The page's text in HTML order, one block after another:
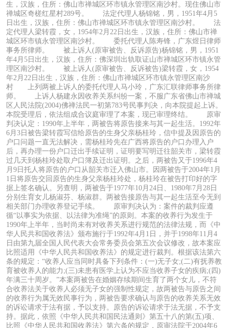
生，汉族，住所：佛山市禅城区环市镇永管理区南沙村。现住佛山市
禅城区奇槎红星村289号。 法定代理人杨锦铭，男，1951年4月5
日出生，汉族，住所：佛山市禅城区环市镇永管理区南沙村。 法
定代理人梁转霞，女，1954年2月22日出生，汉族，住所：佛山市禅
城区环市镇永管理区南沙村。 委托代理人陈寿锋，广东煜日律师
事务所律师。 被上诉人(原审被告、反诉原告)杨锦铭，男，1951
年4月5日出生，汉族，住所：佛深圳出轨取证山市禅城区环市镇永管
理区南沙村。 被上诉人(原审被告、反诉被告)梁转霞，女，1954
年2月22日出生，汉族，住所：佛山市禅城区环市镇永管理区南沙
村 上列两被上诉人的委托代理人马小玲，广东汇联律师事务所律
师。 上诉人杨建永因收养关系纠纷一案，不服广东省佛山市禅城
区人民法院(2004)佛禅法民一初第783号民事判决，向本院提起上诉。
本院受理后，依法组成合议庭审理了本案，现已审理终结。 原审
判决认定：1990年上半年，两被告将原告接来与其一起生活。1992年
6月3日被告梁转霞写信给原告的生身父亲杨桂玲，信中提及因原告的
户口问题一直无法解决，需杨桂玲先在广西将原告的户口办理入户
后，再办理一份户口迁出手续证明，证明要写明迁往韶关市，梁转霞
过几天到杨桂玲处取户口簿及迁出证明。之后，两被告又于1996年4
月9日托人将原告的户口从韶关市迁入佛山市。因两被告于2004年1月
1日将原告交回原告的生身父亲杨桂玲处，杨桂玲在被告打印好的字
据上签名确认。另查明，两被告于1977年10月24日、1980年7月28日
分别生育女儿杨淑芬、杨淑群。两被告接原告与其一起生活至今无到
相关部门办理收养登记手续。 原审判决认为：案件的裁判应遵
循“以事实为依据、以法律为准绳”的原则。本案的收养行为发生于
1990年上半年，当时尚未有对收养关系进行规范的法律法规，而《中
华人民共和国收养法》颁布施行于1992年4月1日，并于1998年11月4
日由第九届全国人民代表大会常务委员会第五次会议修改，故本案应
比照适用《中华人民共和国收养法》的规定进行裁判。根据该法第六
条的规定：“收养人应当同时具备下列条件：(一)无子女;(二)有抚养教
育被收养人的能力;(三)未患有医学上认为不应当收养子女的疾病;(四)
年满三十周岁。”本案两被告在婚姻存续期间生育了两个女儿，不符
合收养法关于收养人必须无子女的强制性规定，故两被告与原告之间
的收养行为属无效民事行为，两被告要求确认与原告的收养关系无效
的诉讼请求于法有据，予以支持。原告的诉讼请求于法无据，不予支
持。据此，依照《中华人民共和国民法通则》第五十八的第(五)项、
比照《中华人民共和国收养法》第六条的规定，原审法院于2004年6